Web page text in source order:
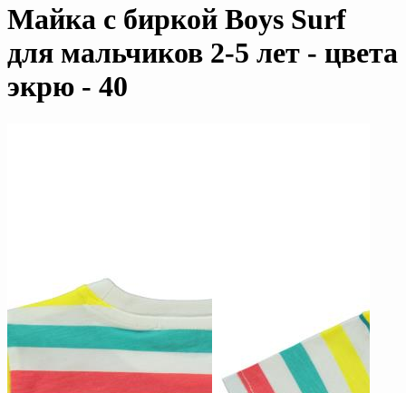
Майка с биркой Boys Surf
для мальчиков 2-5 лет - цвета
экрю - 40